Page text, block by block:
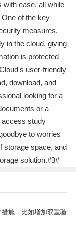
with ease, all while
of the key
measures.
in the cloud, giving
is protected
user-friendly
download, and
looking for a
or a
access study
to worries
storage space, and
solution.#3#
施，比如增加双重验